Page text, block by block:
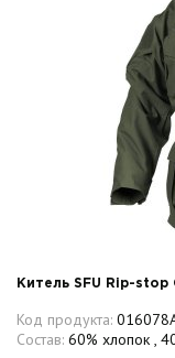
Китель SFU Rip-stop
Код продукта:
Состав: 60% хлопок ,